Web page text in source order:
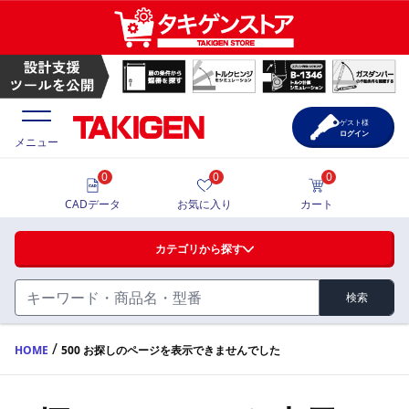
ハンドル・取手・つまみ・周辺機器
FA・A
蝶番・ステー・周辺機器
価格一覧
製品カタログ
メニュー
カテゴリから探す
検索
0
CADデータ
0
お気に入り
0
カート
ゲスト様
ログイン
HOME / 500 お探しのページを表示できませんでした